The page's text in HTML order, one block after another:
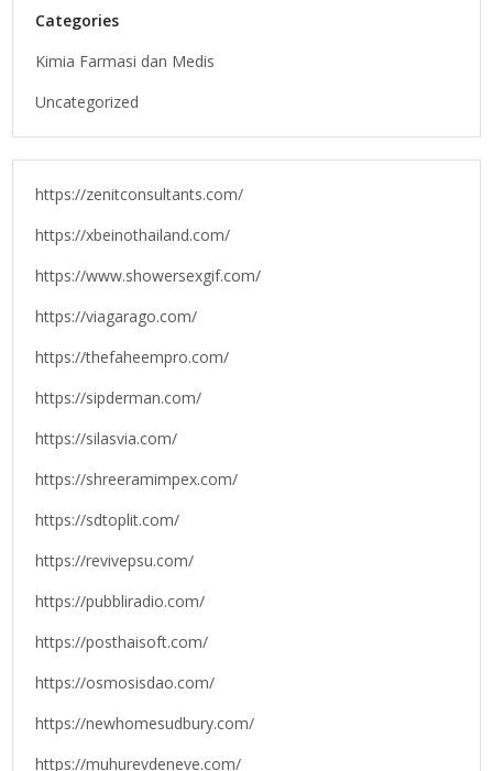
Categories
Kimia Farmasi dan Medis
Uncategorized
https://zenitconsultants.com/
https://xbeinothailand.com/
https://www.showersexgif.com/
https://viagarago.com/
https://thefaheempro.com/
https://sipderman.com/
https://silasvia.com/
https://shreeramimpex.com/
https://sdtoplit.com/
https://revivepsu.com/
https://pubbliradio.com/
https://posthaisoft.com/
https://osmosisdao.com/
https://newhomesudbury.com/
https://muhurevdeneve.com/